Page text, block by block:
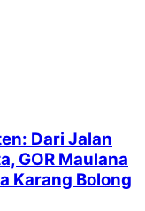
Dari Jalan
GOR Maulana
Karang Bolong